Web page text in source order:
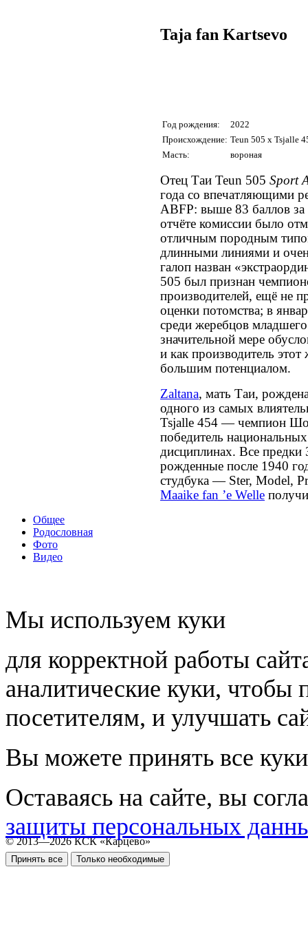
Taja fan Kartsevo
Год рождения:
2022
Происхождение: Teun 505 x Tsjalle
Масть:
вороная
Отец Таи Teun 505 Sport
года со впечатляющими
ABFP: выше 83 баллов
отчёте комиссии было
отличным породным
длинными линиями и
галоп назван
505 был признан
производителей, ещё не
оценки потомства; в
среди жеребцов
значительной мере
и как производитель этот
большим потенциалом.
Zaltana, мать Таи,
одного из самых
Tsjalle 454 — чемпион
победитель
дисциплинах. Все предки
рожденные после 1940
студбука — Ster, Model,
Maaike fan ’e Welle
Общее
Родословная
Фото
Видео
Мы используем куки
для корректной работы
аналитические куки, чтобы
посетителям, и улучшать
Вы можете принять все
Оставаясь на сайте, вы
защиты персональных
Принять все Только необходимые
© 2013—2026 КСК «Карцево»